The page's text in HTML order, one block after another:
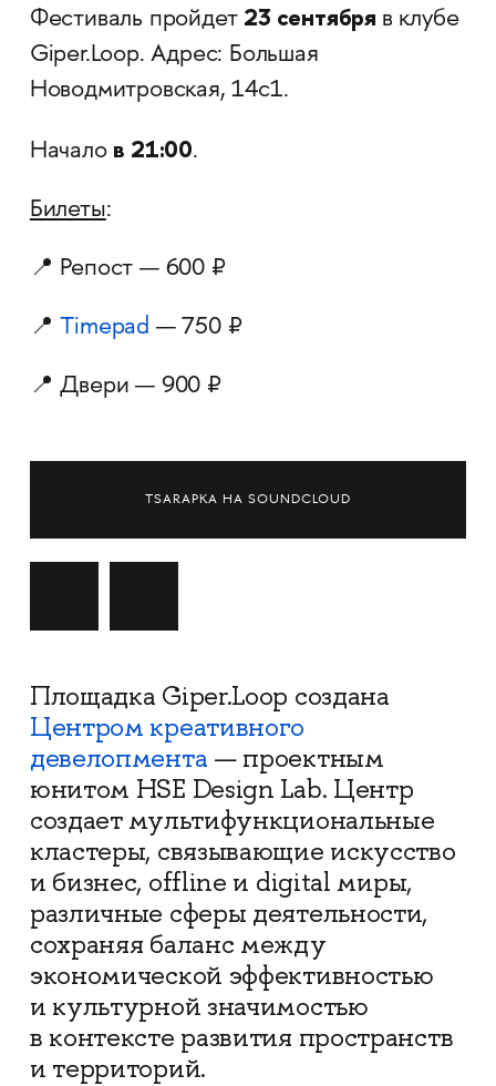
Фестиваль пройдет 23 сентября в клубе
Giper.Loop. Адрес: Большая
Новодмитровская, 14с1.
Начало в 21:00.
Билеты:
📍 Репост — 600 ₽
📍Timepad — 750 ₽
📍 Двери — 900 ₽
TSARAPKA НА SOUNDCLOUD
Площадка Giper.Loop создана
Центром креативного
девелопмента — проектным
юнитом HSE Design Lab. Центр
создает мультифункциональные
кластеры, связывающие искусство
и бизнес, offline и digital миры,
различные сферы деятельности,
сохраняя баланс между
экономической эффективностью
и культурной значимостью
в контексте развития пространств
и территорий.